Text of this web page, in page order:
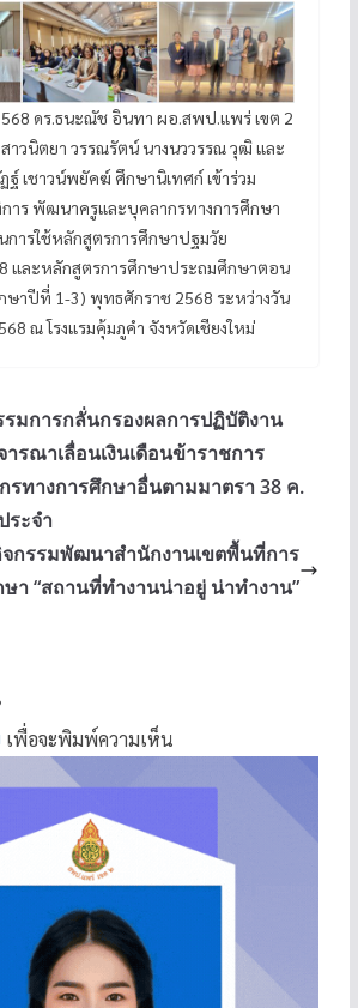
ดร.ธนะณัช อินทา ผอ.สพป.แพร่ เขต 2
าวนิตยา วรรณรัตน์ นางนววรรณ วุฒิ และ
เชาวน์พยัคฆ์ ศึกษานิเทศก์ เข้าร่วม
าร พัฒนาครูและบุคลากรทางการศึกษา
การใช้หลักสูตรการศึกษาปฐมวัย
และหลักสูตรการศึกษาประถมศึกษาตอน
าปีที่ 1-3) พุทธศักราช 2568 ระหว่างวัน
ณ โรงแรมคุ้มภูคำ จังหวัดเชียงใหม่
มการกลั่นกรองผลการปฏิบัติงาน
รณาเลื่อนเงินเดือนข้าราชการ
รทางการศึกษาอื่นตามมาตรา 38 ค.
ระจำ
กรรมพัฒนาสำนักงานเขตพื้นที่การ
า “สถานที่ทำงานน่าอยู่ น่าทำงาน”
เพื่อจะพิมพ์ความเห็น